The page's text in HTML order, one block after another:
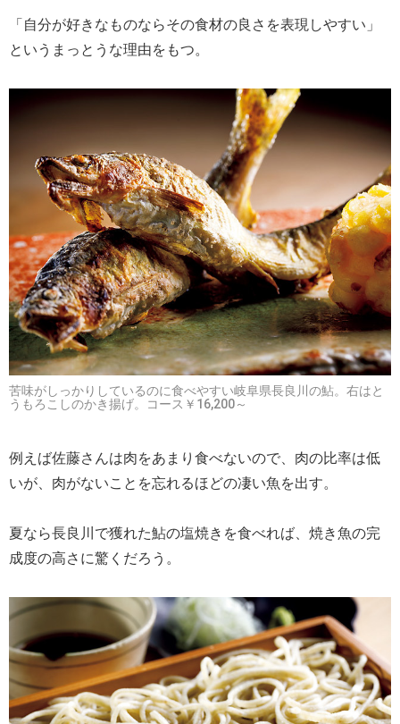
「自分が好きなものならその食材の良さを表現しやすい」
というまっとうな理由をもつ。
苦味がしっかりしているのに食べやすい岐阜県長良川の鮎。右はと
うもろこしのかき揚げ。コース￥16,200～
例えば佐藤さんは肉をあまり食べないので、肉の比率は低
いが、肉がないことを忘れるほどの凄い魚を出す。
夏なら長良川で獲れた鮎の塩焼きを食べれば、焼き魚の完
成度の高さに驚くだろう。